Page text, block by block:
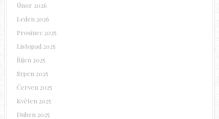
Únor 2026
Leden 2026
Prosinec 2025
Listopad 2025
Říjen 2025
Srpen 2025
Červen 2025
Květen 2025
Duben 2025